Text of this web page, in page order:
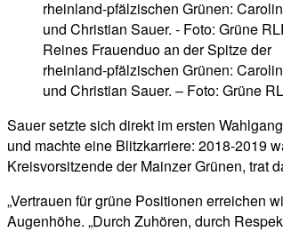
Reines Frauenduo an der Spitze der
rheinland-pfälzischen Grünen:
und Christian Sauer. – Foto: Grüne
Sauer setzte sich direkt im ersten
und machte eine Blitzkarriere: 2018-2019
Kreisvorsitzende der Mainzer Grünen, trat
„Vertrauen für grüne Positionen erreichen
Augenhöhe. „Durch Zuhören, durch